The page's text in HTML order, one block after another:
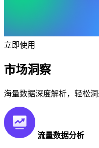
立即使用
市场洞察
海量数据深度解析，轻松
流量数据分析